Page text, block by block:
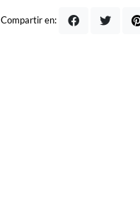
Compartir en: